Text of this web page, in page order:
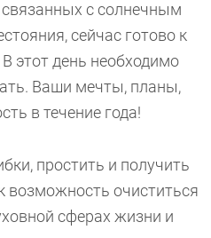
с солнечным
сейчас готово к
этот день необходимо
Ваши мечты, планы,
в течение года!
простить и получить
возможность очиститься
сферах жизни и